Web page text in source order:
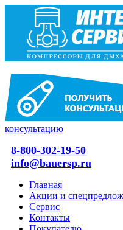
консультацию
8-800-302-19-50
info@bauersp.ru
Главная
Акции и
Сервис
Контакты